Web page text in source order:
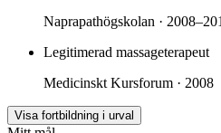
Naprapathögskolan ·
Legitimerad massageterapeut
Medicinskt Kursforum · 2008
Visa fortbildning i urval